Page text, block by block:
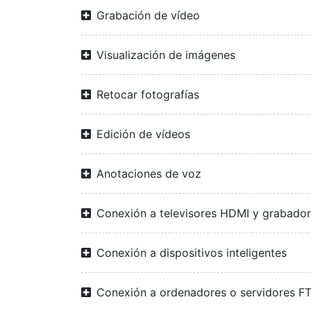
Grabación de vídeo
Visualización de imágenes
Retocar fotografías
Edición de vídeos
Anotaciones de voz
Conexión a televisores HDMI y
Conexión a dispositivos inteligentes
Conexión a ordenadores o servidores